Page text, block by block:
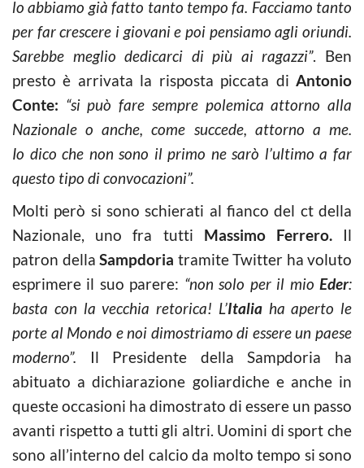
lo abbiamo già fatto tanto tempo fa. Facciamo tanto
per far crescere i giovani e poi pensiamo agli oriundi.
Sarebbe meglio dedicarci di più ai ragazzi”. Ben
presto è arrivata la risposta piccata di Antonio
Conte: “si può fare sempre polemica attorno alla
Nazionale o anche, come succede, attorno a me.
Io dico che non sono il primo ne sarò l’ultimo a far
questo tipo di convocazioni”.
Molti però si sono schierati al fianco del ct della
Nazionale, uno fra tutti Massimo Ferrero.Il
patron della Sampdoria tramite Twitter ha voluto
esprimere il suo parere: “non solo per il mioEder:
basta con la vecchia retorica! L’Italia ha aperto le
porte al Mondo e noi dimostriamo di essere un paese
moderno”.
Il Presidente della Sampdoria ha
abituato a dichiarazione goliardiche e anche in
queste occasioni ha dimostrato di essere un passo
avanti rispetto a tutti gli altri. Uomini di sport che
sono all’interno del calcio da molto tempo si sono